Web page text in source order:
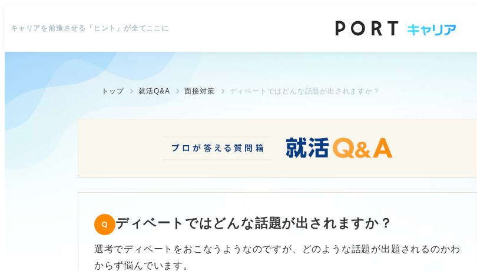
キャリアを前進させる「ヒント」が全てここに
トップ 就活Q&A 面接対策 ディベートではどんな話題が出されますか？
ディベートではどんな話題が出されますか？
選考でディベートをおこなうようなのですが、どのような話題が出題されるのかわ
からず悩んでいます。